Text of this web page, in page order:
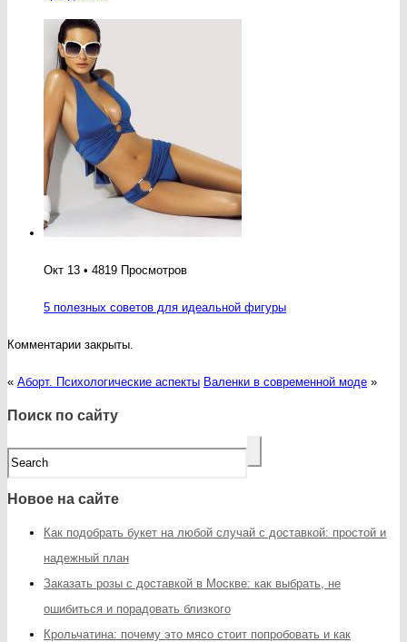
Окт 13 • 4819 Просмотров
5 полезных советов для идеальной фигуры
Комментарии закрыты.
« Аборт. Психологические аспекты Валенки в современной моде »
Поиск по сайту
Новое на сайте
Как подобрать букет на любой случай с доставкой: простой и
надежный план
Заказать розы с доставкой в Москве: как выбрать, не
ошибиться и порадовать близкого
Крольчатина: почему это мясо стоит попробовать и как